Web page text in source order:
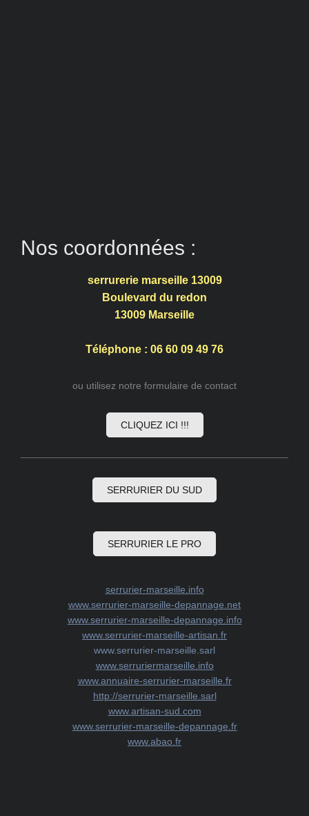
Nos coordonnées :
serrurerie marseille 13009
Boulevard du redon
13009 Marseille
Téléphone : 06 60 09 49 76
ou utilisez notre formulaire de contact
CLIQUEZ ICI !!!
SERRURIER DU SUD
SERRURIER LE PRO
serrurier-marseille.info
www.serrurier-marseille-depannage.net
www.serrurier-marseille-depannage.info
www.serrurier-marseille-artisan.fr
www.serrurier-marseille.sarl
www.serruriermarseille.info
www.annuaire-serrurier-marseille.fr
http://serrurier-marseille.sarl
www.artisan-sud.com
www.serrurier-marseille-depannage.fr
www.abao.fr